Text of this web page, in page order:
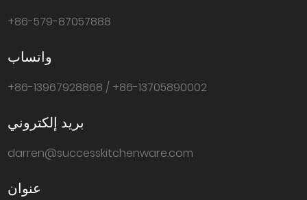
+86-579-87057888
واتساب
+86-13967928868 / +86-13705890002
بريد إلكتروني
darren@successkitchenware.com
عنوان